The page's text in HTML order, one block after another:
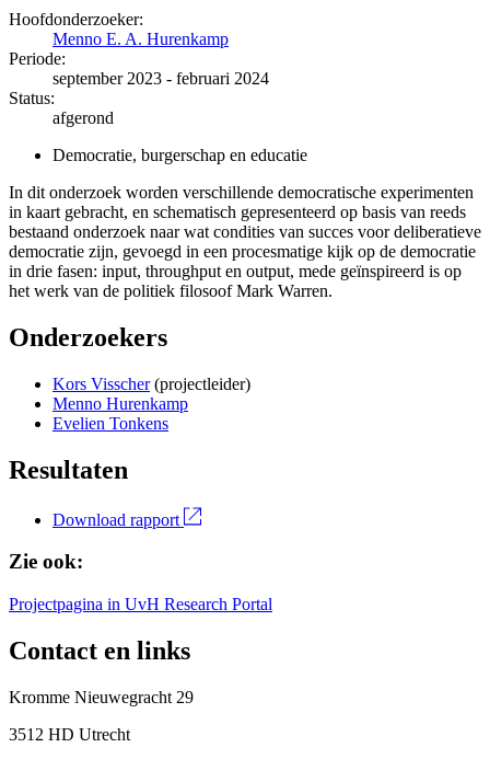
Hoofdonderzoeker:
Menno E. A. Hurenkamp
Periode:
september 2023 - februari 2024
Status:
afgerond
Democratie, burgerschap en educatie
In dit onderzoek worden verschillende democratische experimenten
in kaart gebracht, en schematisch gepresenteerd op basis van reeds
bestaand onderzoek naar wat condities van succes voor deliberatieve
democratie zijn, gevoegd in een procesmatige kijk op de democratie
in drie fasen: input, throughput en output, mede geïnspireerd is op
het werk van de politiek filosoof Mark Warren.
Onderzoekers
Kors Visscher(projectleider)
Menno Hurenkamp
Evelien Tonkens
Resultaten
Download rapport
Zie ook:
Projectpagina in UvH Research Portal
Contact en links
Kromme Nieuwegracht 29
3512 HD Utrecht